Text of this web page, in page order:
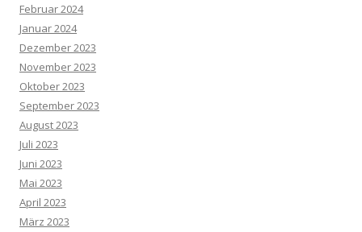
Februar 2024
Januar 2024
Dezember 2023
November 2023
Oktober 2023
September 2023
August 2023
Juli 2023
Juni 2023
Mai 2023
April 2023
März 2023